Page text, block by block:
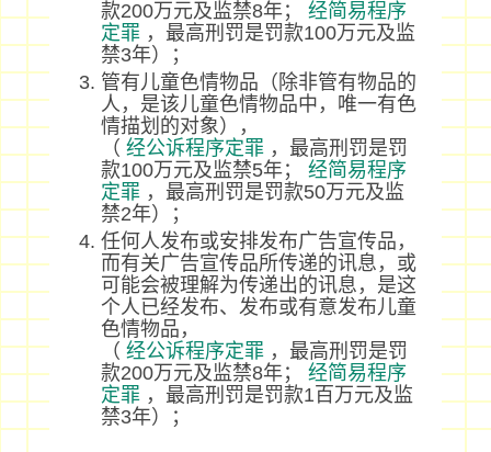
款200万元及监禁8年； 经简易程序
定罪，最高刑罚是罚款100万元及监
禁3年）；
管有儿童色情物品（除非管有物品的
人，是该儿童色情物品中，唯一有色
情描划的对象），
（ 经公诉程序定罪，最高刑罚是罚
款100万元及监禁5年； 经简易程序
定罪，最高刑罚是罚款50万元及监
禁2年）；
任何人发布或安排发布广告宣传品，
而有关广告宣传品所传递的讯息，或
可能会被理解为传递出的讯息，是这
个人已经发布、发布或有意发布儿童
色情物品，
（ 经公诉程序定罪，最高刑罚是罚
款200万元及监禁8年； 经简易程序
定罪，最高刑罚是罚款1百万元及监
禁3年）；